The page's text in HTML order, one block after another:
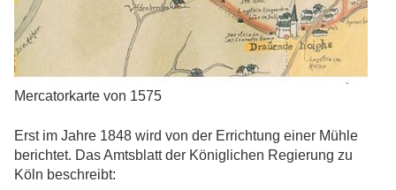
Mercatorkarte von 1575
Erst im Jahre 1848 wird von der Errichtung einer Mühle
berichtet. Das Amtsblatt der Königlichen Regierung zu
Köln beschreibt: